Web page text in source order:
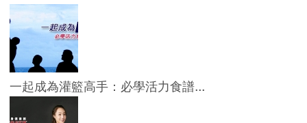
一起成為灌籃高手：必學活力食譜...